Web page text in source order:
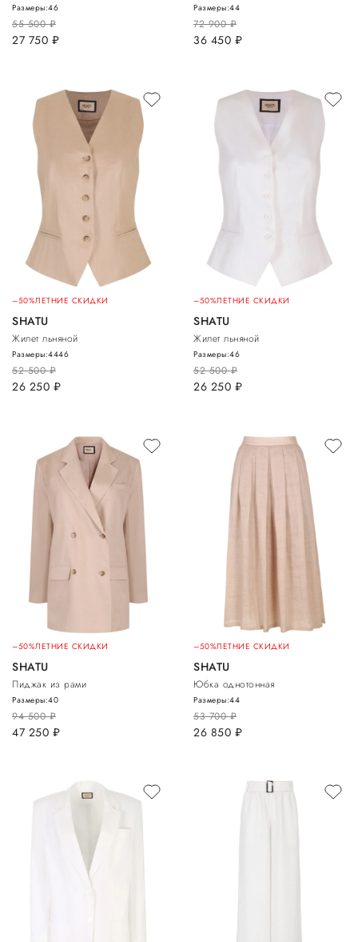
55 500руб.
27 750 руб.
Размеры:46
72 900руб.
36 450 руб.
Размеры:44
–50%ЛЕТНИЕ СКИДКИ
SHATU
Жилет льняной
52 500руб.
26 250 руб.
Размеры:4446
–50%ЛЕТНИЕ СКИДКИ
SHATU
Жилет льняной
52 500руб.
26 250 руб.
Размеры:46
–50%ЛЕТНИЕ СКИДКИ
SHATU
Пиджак из рами
94 500руб.
47 250 руб.
Размеры:40
–50%ЛЕТНИЕ СКИДКИ
SHATU
Юбка однотонная
53 700руб.
26 850 руб.
Размеры:44